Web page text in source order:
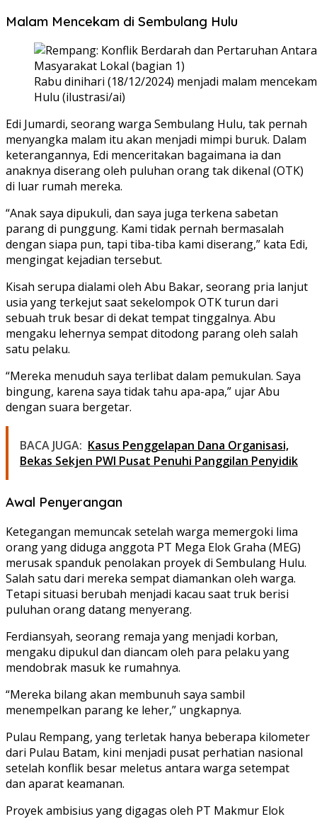
Malam Mencekam di Sembulang Hulu
Rabu dinihari (18/12/2024) menjadi malam
Hulu (ilustrasi/ai)
Edi Jumardi, seorang warga Sembulang Hulu, tak pernah
menyangka malam itu akan menjadi mimpi buruk. Dalam
keterangannya, Edi menceritakan bagaimana ia dan
anaknya diserang oleh puluhan orang tak dikenal (OTK)
di luar rumah mereka.
“Anak saya dipukuli, dan saya juga terkena sabetan
parang di punggung. Kami tidak pernah bermasalah
dengan siapa pun, tapi tiba-tiba kami diserang,” kata Edi,
mengingat kejadian tersebut.
Kisah serupa dialami oleh Abu Bakar, seorang pria lanjut
usia yang terkejut saat sekelompok OTK turun dari
sebuah truk besar di dekat tempat tinggalnya. Abu
mengaku lehernya sempat ditodong parang oleh salah
satu pelaku.
“Mereka menuduh saya terlibat dalam pemukulan. Saya
bingung, karena saya tidak tahu apa-apa,” ujar Abu
dengan suara bergetar.
BACA JUGA: Kasus Penggelapan Dana Organisasi,
Bekas Sekjen PWI Pusat Penuhi Panggilan Penyidik
Awal Penyerangan
Ketegangan memuncak setelah warga memergoki lima
orang yang diduga anggota PT Mega Elok Graha (MEG)
merusak spanduk penolakan proyek di Sembulang Hulu.
Salah satu dari mereka sempat diamankan oleh warga.
Tetapi situasi berubah menjadi kacau saat truk berisi
puluhan orang datang menyerang.
Ferdiansyah, seorang remaja yang menjadi korban,
mengaku dipukul dan diancam oleh para pelaku yang
mendobrak masuk ke rumahnya.
“Mereka bilang akan membunuh saya sambil
menempelkan parang ke leher,” ungkapnya.
Pulau Rempang, yang terletak hanya beberapa kilometer
dari Pulau Batam, kini menjadi pusat perhatian nasional
setelah konflik besar meletus antara warga setempat
dan aparat keamanan.
Proyek ambisius yang digagas oleh PT Makmur Elok